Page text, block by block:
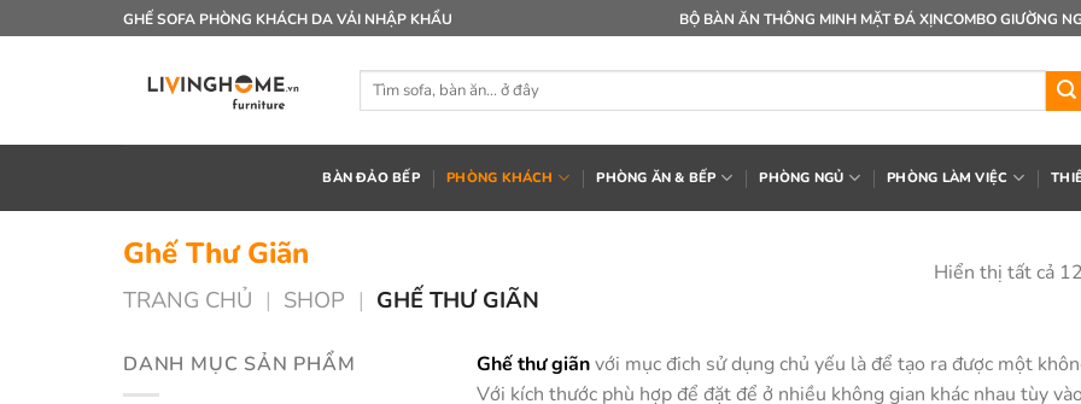
qua
GHẾ SOFA PHÒNG KHÁCH DA VẢI NHẬP KHẨU BỘ BÀN ĂN THÔNG MINH MẶT ĐÁ XỊNCOMBO GIƯỜNG
Tìm
BÀN ĐẢO BẾP PHÒNG KHÁCH PHÒNG ĂN & BẾP PHÒNG NGỦ PHÒNG LÀM VIỆC
Ghế Thư Giãn
TRANG CHỦ | SHOP | GHẾ THƯ GIÃN
Hiển thị tất cả
DANH MỤC SẢN PHẨM Ghế thư giãnvới mục đich sử dụng chủ yếu là để tạo ra được một
Với kích thước phù hợp để đặt để ở nhiều không gian khác nhau tùy